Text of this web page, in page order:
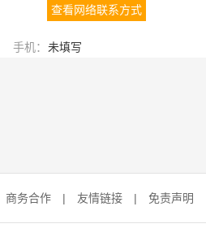
查看网络联系方式
手机： 未填写
商务合作 | 友情链接 | 免责声明